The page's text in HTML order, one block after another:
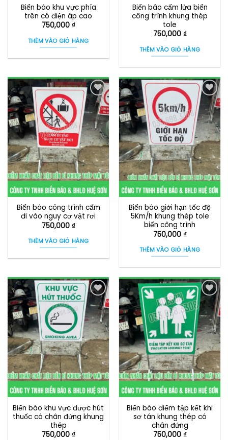
Biển báo khu vực phía
trên có điện áp cao
750,000 ₫
THÊM VÀO GIỎ HÀNG
Biển báo cấm lửa biển
công trình khung thép
tole
750,000 ₫
THÊM VÀO GIỎ HÀNG
Biển báo công trình cấm
đi vào nguy cơ vật rơi
750,000 ₫
THÊM VÀO GIỎ HÀNG
Biển báo giới hạn tốc độ
5Km/h khung thép tole
biển công trình
750,000 ₫
THÊM VÀO GIỎ HÀNG
Biển báo khu vực được hút
thuốc có chân đứng khung
thép
750,000 ₫
Biển báo điểm tập kết khi
sơ tán khung thép có
chân đứng
750,000 ₫